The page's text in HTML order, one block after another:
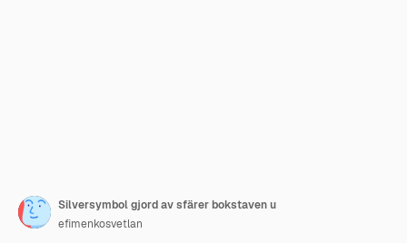
Silversymbol gjord av sfärer bokstaven u
efimenkosvetlan